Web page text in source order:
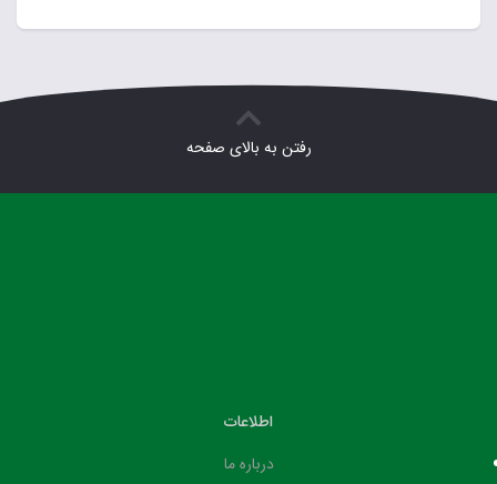
رفتن به بالای صفحه
اطلاعات
درباره ما